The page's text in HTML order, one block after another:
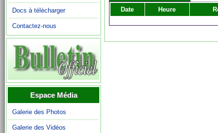
Docs à télécharger
Contactez-nous
Espace Média
Galerie des Photos
Galerie des Vidéos
Date
Heure